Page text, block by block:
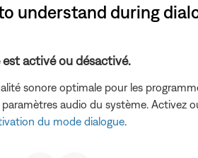
understand during
activé ou désactivé.
sonore optimale pour les
audio du système. Activez
du mode dialogue